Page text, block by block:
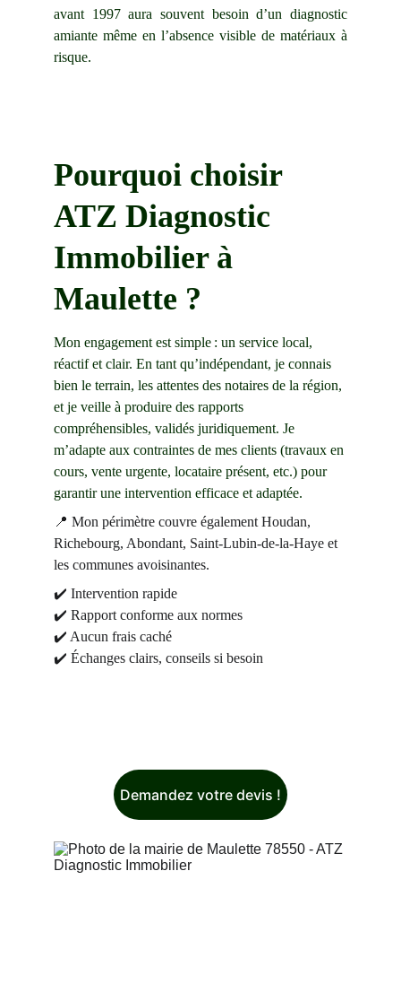
Demandez votre devis !
avant 1997 aura souvent besoin d’un diagnostic
amiante même en l’absence visible de matériaux à
risque.
Pourquoi choisir
ATZ Diagnostic
Immobilier à
Maulette ?
Mon engagement est simple : un service local,
réactif et clair. En tant qu’indépendant, je connais
bien le terrain, les attentes des notaires de la région,
et je veille à produire des rapports
compréhensibles, validés juridiquement. Je
m’adapte aux contraintes de mes clients (travaux en
cours, vente urgente, locataire présent, etc.) pour
garantir une intervention efficace et adaptée.
📍 Mon périmètre couvre également Houdan,
Richebourg, Abondant, Saint-Lubin-de-la-Haye et
les communes avoisinantes.
✔️ Intervention rapide
✔️ Rapport conforme aux normes
✔️ Aucun frais caché
✔️ Échanges clairs, conseils si besoin